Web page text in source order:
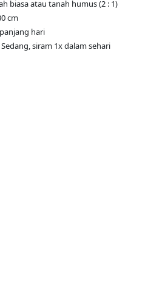
biasa atau tanah humus (2 : 1)
cm
hari
siram 1x dalam sehari